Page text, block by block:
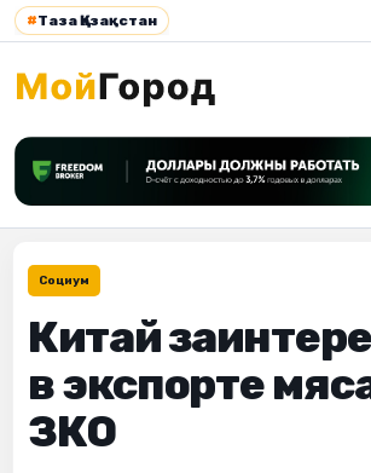
#Таза Қазақстан
Социум
Китай
в экспорте
ЗКО